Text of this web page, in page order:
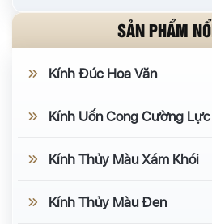
SẢN PHẨM
Kính Đúc Hoa Văn
Kính Uốn Cong Cường Lực
Kính Thủy Màu Xám Khói
Kính Thủy Màu Đen